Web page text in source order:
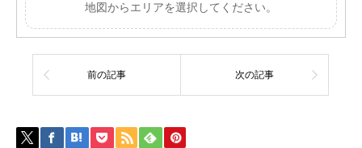
地図からエリアを選択してください。
前の記事 次の記事